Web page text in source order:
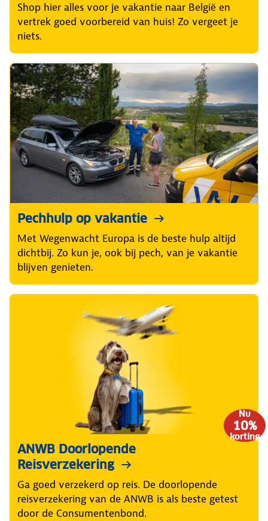
Shop hier alles voor je vakantie naar België en
vertrek goed voorbereid van huis! Zo vergeet je
niets.
Pechhulp op vakantie
Met Wegenwacht Europa is de beste hulp altijd
dichtbij. Zo kun je, ook bij pech, van je vakantie
blijven genieten.
Nu
10%
korting
ANWB Doorlopende
Reisverzekering
Ga goed verzekerd op reis. De doorlopende
reisverzekering van de ANWB is als beste getest
door de Consumentenbond.